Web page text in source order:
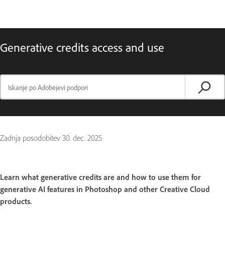
Generative credits access and use
Zadnja posodobitev 30. dec. 2025
Learn what generative credits are and how to use them for
generative AI features in Photoshop and other Creative Cloud
products.